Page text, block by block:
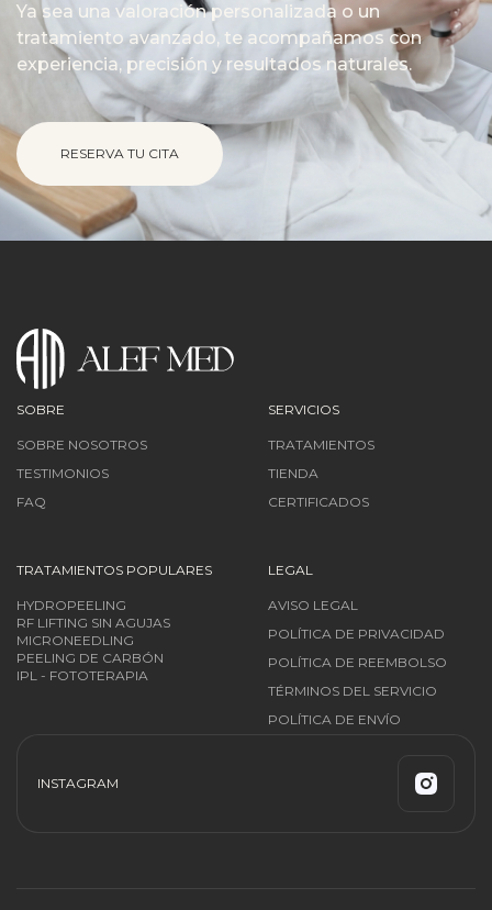
Ya sea una valoración personalizada o un
tratamiento avanzado, te acompañamos con
experiencia, precisión y resultados naturales.
RESERVA TU CITA
SOBRE
SOBRE NOSOTROS
TESTIMONIOS
FAQ
SERVICIOS
TRATAMIENTOS
TIENDA
CERTIFICADOS
TRATAMIENTOS POPULARES
HYDROPEELING
RF LIFTING SIN AGUJAS
MICRONEEDLING
PEELING DE CARBÓN
IPL - FOTOTERAPIA
LEGAL
AVISO LEGAL
POLÍTICA DE PRIVACIDAD
POLÍTICA DE REEMBOLSO
TÉRMINOS DEL SERVICIO
POLÍTICA DE ENVÍO
INSTAGRAM